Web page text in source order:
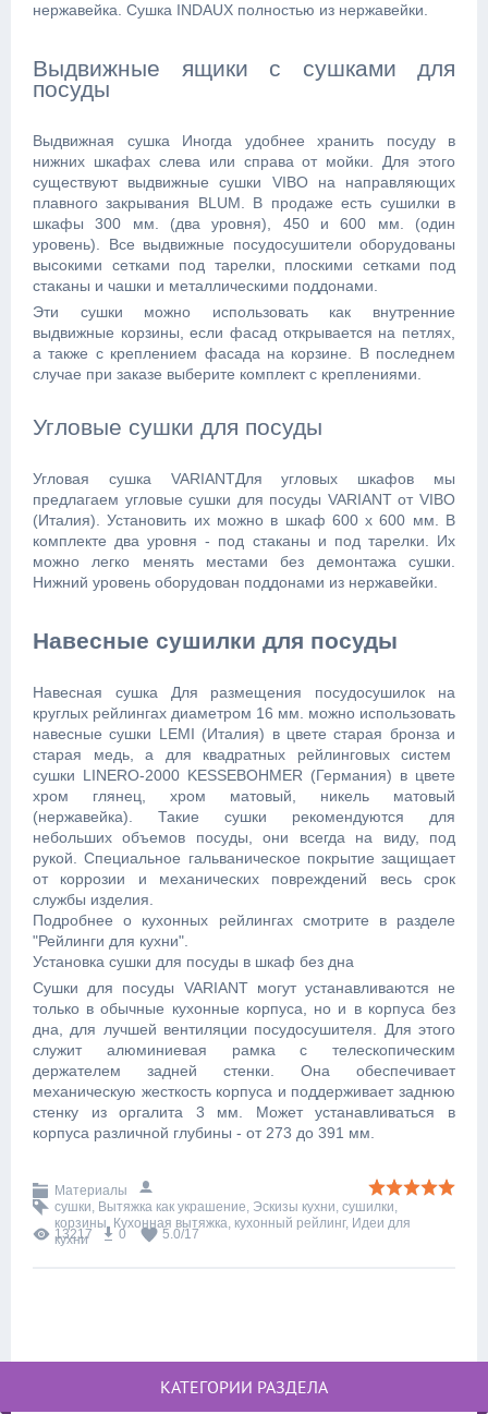
нержавейка. Сушка INDAUX полностью из нержавейки.
Выдвижные ящики с сушками для
посуды
Выдвижная сушка Иногда удобнее хранить посуду в
нижних шкафах слева или справа от мойки. Для этого
существуют выдвижные сушки VIBO на направляющих
плавного закрывания BLUM. В продаже есть сушилки в
шкафы 300 мм. (два уровня), 450 и 600 мм. (один
уровень). Все выдвижные посудосушители оборудованы
высокими сетками под тарелки, плоскими сетками под
стаканы и чашки и металлическими поддонами.
Эти сушки можно использовать как внутренние
выдвижные корзины, если фасад открывается на петлях,
а также с креплением фасада на корзине. В последнем
случае при заказе выберите комплект с креплениями.
Угловые сушки для посуды
Угловая сушка VARIANTДля угловых шкафов мы
предлагаем угловые сушки для посуды VARIANT от VIBO
(Италия). Установить их можно в шкаф 600 х 600 мм. В
комплекте два уровня - под стаканы и под тарелки. Их
можно легко менять местами без демонтажа сушки.
Нижний уровень оборудован поддонами из нержавейки.
Навесные сушилки для посуды
Навесная сушка Для размещения посудосушилок на
круглых рейлингах диаметром 16 мм. можно использовать
навесные сушки LEMI (Италия) в цвете старая бронза и
старая медь, а для квадратных рейлинговых систем
сушки LINERO-2000 KESSEBOHMER (Германия) в цвете
хром глянец, хром матовый, никель матовый
(нержавейка). Такие сушки рекомендуются для
небольших объемов посуды, они всегда на виду, под
рукой. Специальное гальваническое покрытие защищает
от коррозии и механических повреждений весь срок
службы изделия.
Подробнее о кухонных рейлингах смотрите в разделе
"Рейлинги для кухни".
Установка сушки для посуды в шкаф без дна
Сушки для посуды VARIANT могут устанавливаются не
только в обычные кухонные корпуса, но и в корпуса без
дна, для лучшей вентиляции посудосушителя. Для этого
служит алюминиевая рамка с телескопическим
держателем задней стенки. Она обеспечивает
механическую жесткость корпуса и поддерживает заднюю
стенку из оргалита 3 мм. Может устанавливаться в
корпуса различной глубины - от 273 до 391 мм.
Материалы
сушки, Вытяжка как украшение, Эскизы кухни, сушилки,
корзины, Кухонная вытяжка, кухонный рейлинг, Идеи для
кухни
13217 0 5.0/17
КАТЕГОРИИ РАЗДЕЛА